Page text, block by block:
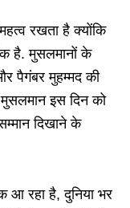
रखता है क्योंकि
है. मुसलमानों के
पैगंबर मुहम्मद की
मुसलमान इस दिन को
दिखाने के
रहा है, दुनिया भर